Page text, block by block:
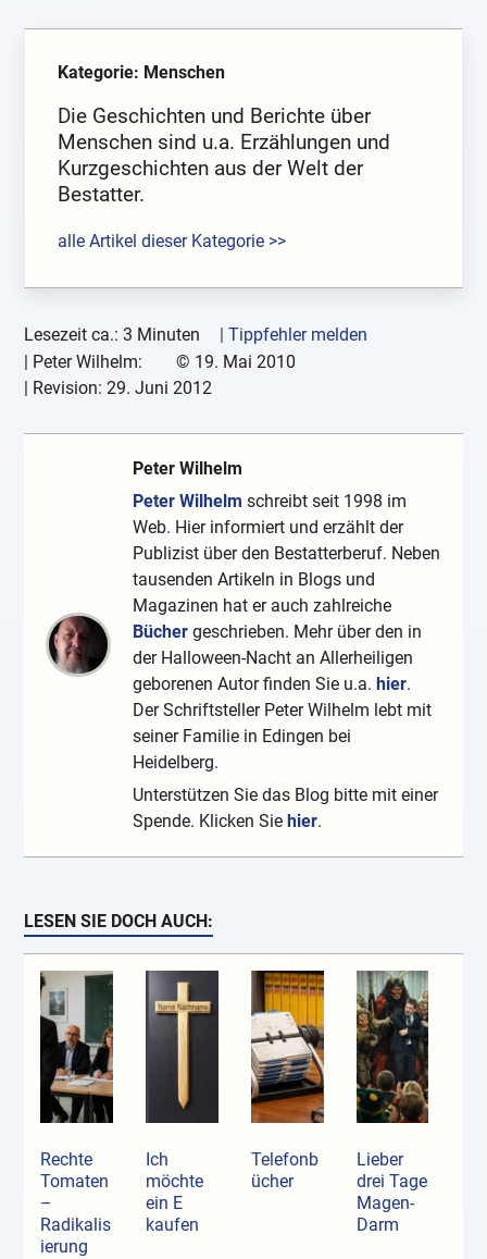
Kategorie: Menschen
Die Geschichten und Berichte über
Menschen sind u.a. Erzählungen und
Kurzgeschichten aus der Welt der
Bestatter.
alle Artikel dieser Kategorie >>
Lesezeit ca.: 3 Minuten
| Tippfehler melden
Peter Wilhelm: © 19. Mai 2010
| Revision:29. Juni 2012
Peter Wilhelm
Peter Wilhelm schreibt seit 1998 im
Web. Hier informiert und erzählt der
Publizist über den Bestatterberuf. Neben
tausenden Artikeln in Blogs und
Magazinen hat er auch zahlreiche
Bücher geschrieben. Mehr über den in
der Halloween-Nacht an Allerheiligen
geborenen Autor finden Sie u.a. hier.
Der Schriftsteller Peter Wilhelm lebt mit
seiner Familie in Edingen bei
Heidelberg.
Unterstützen Sie das Blog bitte mit einer
Spende. Klicken Sie hier.
LESEN SIE DOCH AUCH:
Rechte
Tomaten
–
Radikalis
ierung
Ich
möchte
ein E
kaufen
Telefonb
ücher
Lieber
drei Tage
Magen-
Darm